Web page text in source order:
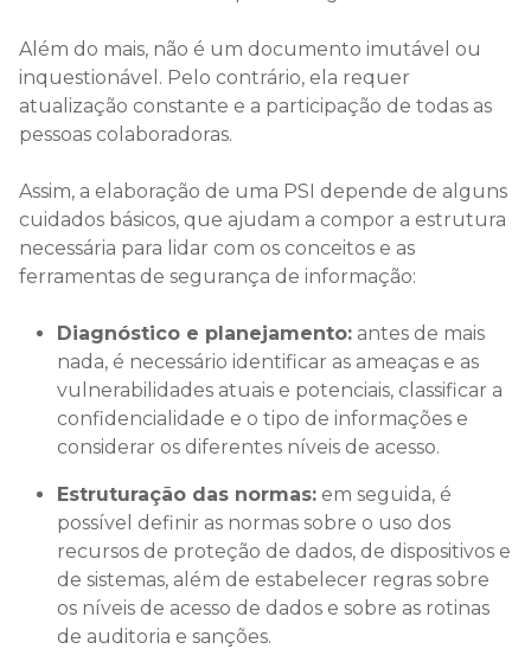
Além do mais, não é um documento imutável ou
inquestionável. Pelo contrário, ela requer
atualização constante e a participação de todas as
pessoas colaboradoras.
Assim, a elaboração de uma PSI depende de alguns
cuidados básicos, que ajudam a compor a estrutura
necessária para lidar com os conceitos e as
ferramentas de segurança de informação:
Diagnóstico e planejamento: antes de mais
nada, é necessário identificar as ameaças e as
vulnerabilidades atuais e potenciais, classificar a
confidencialidade e o tipo de informações e
considerar os diferentes níveis de acesso.
Estruturação das normas: em seguida, é
possível definir as normas sobre o uso dos
recursos de proteção de dados, de dispositivos e
de sistemas, além de estabelecer regras sobre
os níveis de acesso de dados e sobre as rotinas
de auditoria e sanções.